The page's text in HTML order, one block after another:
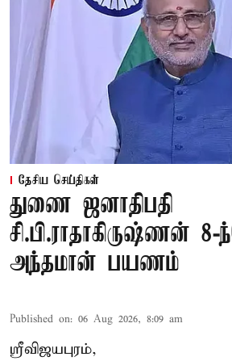
தேசிய செய்திகள்
துணை ஜனாதிபதி
சி.பி.ராதாகிருஷ்ணன் 8-
அந்தமான் பயணம்
Published on: 06 Aug 2026, 8:09 am
ஸ்ரீவிஜயபுரம்,